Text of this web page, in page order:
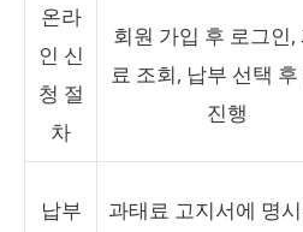
온라
인 신
청 절
차
회원 가입 후 로그인,
료 조회, 납부 선택 후
진행
납부
과태료 고지서에 명